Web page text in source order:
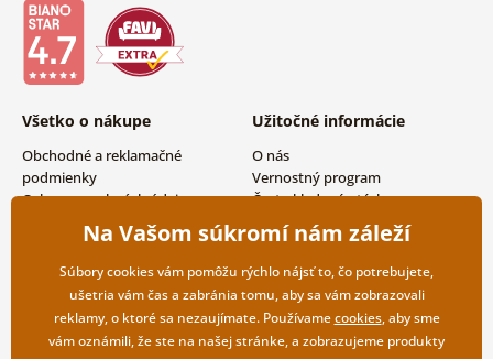
Všetko o nákupe
Obchodné a reklamačné
podmienky
Ochrana osobných údajov
Možnosti dopravy a platby
Vrátenie tovaru
Užitočné informácie
O nás
Vernostný program
Často kladené otázky
Magazín
Kontakty
Veľkoobchodná spolupráca
Na Vašom súkromí nám záleží
Súbory cookies vám pomôžu rýchlo nájsť to, čo potrebujete,
ušetria vám čas a zabránia tomu, aby sa vám zobrazovali
reklamy, o ktoré sa nezaujímate. Používamecookies, aby sme
vám oznámili, že ste na našej stránke, a zobrazujeme produkty